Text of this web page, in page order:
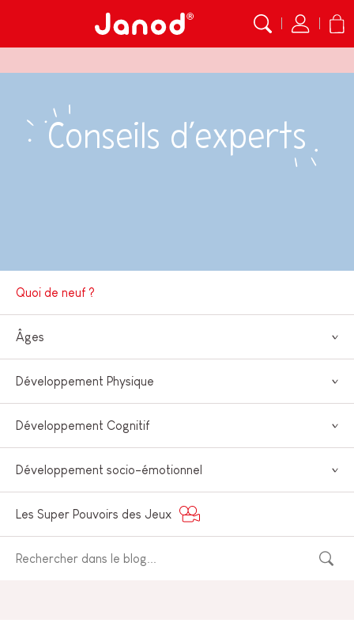
Conseils d’experts
Quoi de neuf ?
Âges
Développement Physique
Développement Cognitif
Développement socio-émotionnel
Les Super Pouvoirs des Jeux